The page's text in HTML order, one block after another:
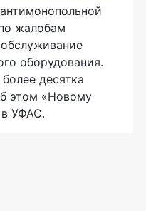
жалобам
оборудования.
десятка
этом «Новому
УФАС.